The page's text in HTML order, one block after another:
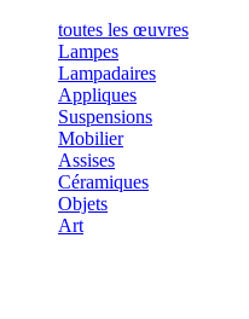
toutes les œuvres
Lampes
Lampadaires
Appliques
Suspensions
Mobilier
Assises
Céramiques
Objets
Art